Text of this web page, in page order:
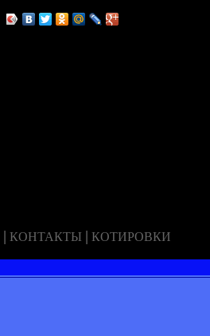
| КОНТАКТЫ | КОТИРОВКИ